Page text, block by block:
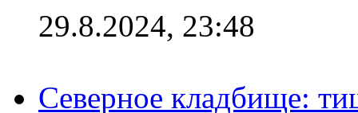
29.8.2024, 23:48
Северное кладбище: